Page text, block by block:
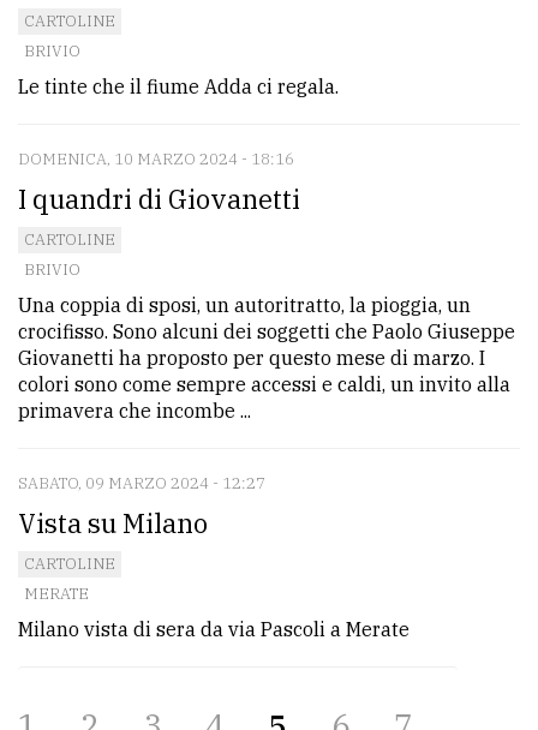
CARTOLINE
BRIVIO
Le tinte che il fiume Adda ci regala.
DOMENICA, 10 MARZO 2024 - 18:16
I quandri di Giovanetti
CARTOLINE
BRIVIO
Una coppia di sposi, un autoritratto, la pioggia, un
crocifisso. Sono alcuni dei soggetti che Paolo Giuseppe
Giovanetti ha proposto per questo mese di marzo. I
colori sono come sempre accessi e caldi, un invito alla
primavera che incombe ...
SABATO, 09 MARZO 2024 - 12:27
Vista su Milano
CARTOLINE
MERATE
Milano vista di sera da via Pascoli a Merate